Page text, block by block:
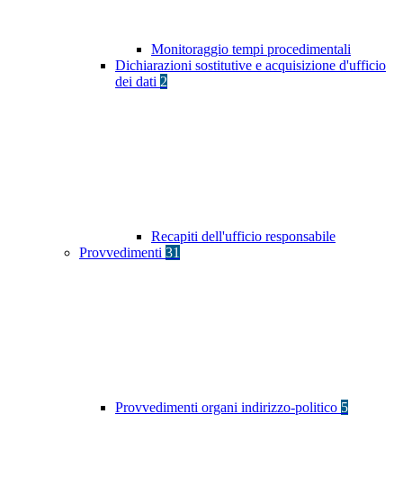
Monitoraggio tempi procedimentali
Dichiarazioni sostitutive e acquisizione d'ufficio
dei dati 2
Recapiti dell'ufficio responsabile
Provvedimenti 31
Provvedimenti organi indirizzo-politico 5